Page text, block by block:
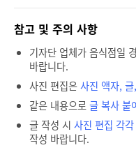
참고 및 주의 사항
기자단 업체가 음식점일
바랍니다.
사진 편집은사진 액자,
같은 내용으로글 복사 붙
글 작성 시 사진 편집 각
작성 바랍니다.